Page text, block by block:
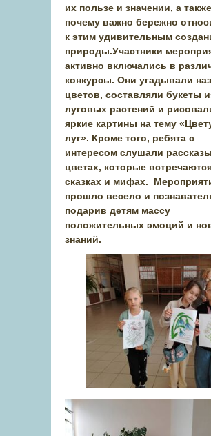
их пользе и значении, а
почему важно бережно
к этим удивительным
природы.Участники
активно включались в
конкурсы. Они угадывали
цветов, составляли букеты
луговых растений и
яркие картины на тему
луг». Кроме того, ребята с
интересом слушали
цветах, которые
сказках и мифах.
прошло весело и
подарив детям массу
положительных эмоций и
знаний.